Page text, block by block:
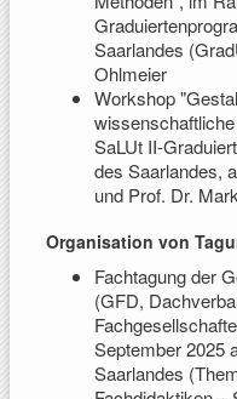
Saarlandes
Ohlmeier
Workshop
SaLUt II-
des Saarlandes,
und Prof. Dr.
Organisation von
Fachtagung der
(GFD,
September 2025
Saarlandes